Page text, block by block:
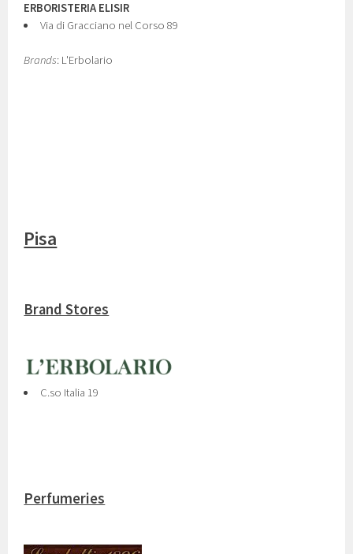
ERBORISTERIA ELISIR
Via di Gracciano nel Corso 89
Brands: L'Erbolario
Pisa
Brand Stores
C.so Italia 19
Perfumeries